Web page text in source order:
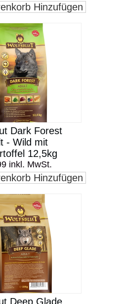
Hinzufügen
Dark Forest
- Wild mit
12,5kg
inkl. MwSt.
Hinzufügen
Deep Glade